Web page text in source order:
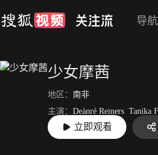
导航
少女摩茜
地区： 南非
主演： Deànré Reiners Tanika
导演： 达雷尔·鲁特
立即观看